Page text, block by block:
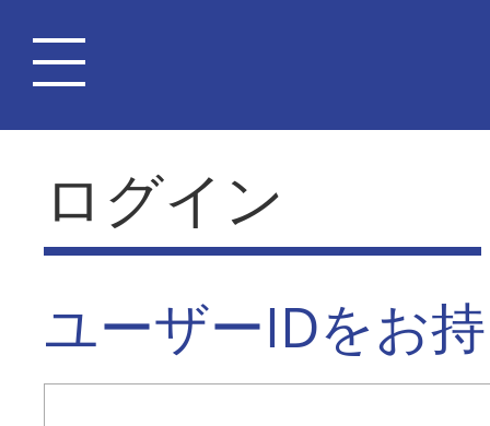
ログイン
ユーザーIDをお